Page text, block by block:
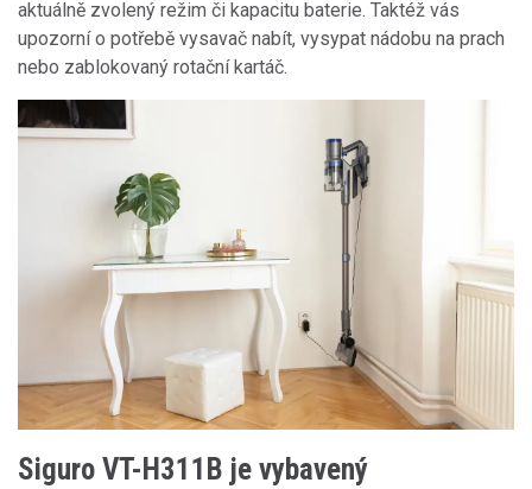
aktuálně zvolený režim či kapacitu baterie. Taktéž vás
upozorní o potřebě vysavač nabít, vysypat nádobu na prach
nebo zablokovaný rotační kartáč.
Siguro VT-H311B je vybavený